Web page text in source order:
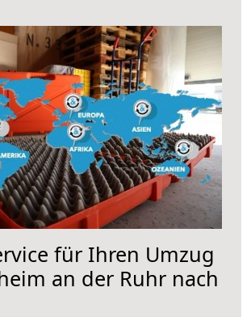
für Ihren Umzug
an der Ruhr nach